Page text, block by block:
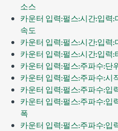
소스
카운터 입력:펄스:시간:입력
속도
카운터 입력:펄스:시간:입력
카운터 입력:펄스:시간:입력:
카운터 입력:펄스:주파수:단
카운터 입력:펄스:주파수:시
카운터 입력:펄스:주파수:입
카운터 입력:펄스:주파수:입
폭
카운터 입력:펄스:주파수:입